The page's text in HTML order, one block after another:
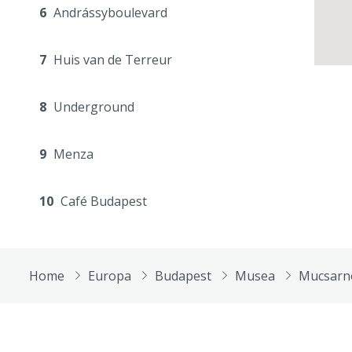
6 Andrássyboulevard
7 Huis van de Terreur
8 Underground
9 Menza
10 Café Budapest
Home Europa Budapest Musea